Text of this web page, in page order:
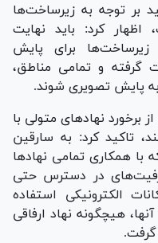
بر توجه به زیرساخت‌ها
اظهار کرد: باید نهایت
برای پایش
و تمامی مناطق،
پایش تصویری شوند.
برخورد نهاد‌های متولی با
تاکید کرد: به سارقین
با همکاری تمامی نهاد‌ها
در دسترس حتی
الکترونیکی استفاده
هیچگونه نهاد ارفاقی